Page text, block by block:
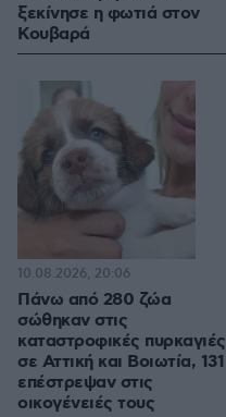
ξεκίνησε η φωτιά στον
Κουβαρά
Πάνω από 280 ζώα
σώθηκαν στις
καταστροφικές πυρκαγιές
σε Αττική και Βοιωτία, 131
επέστρεψαν στις
οικογένειές τους
10.08.2026, 20:06